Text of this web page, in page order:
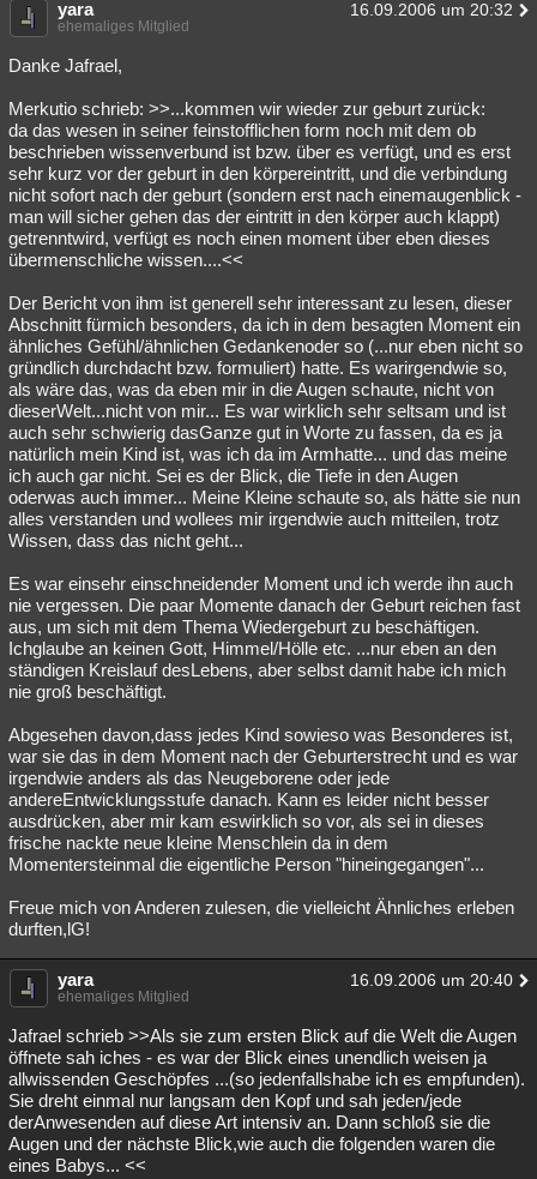
yara 16.09.2006 um 20:32
ehemaliges Mitglied
Danke Jafrael,
Merkutio schrieb: >>...kommen wir wieder zur geburt zurück:
da das wesen in seiner feinstofflichen form noch mit dem ob
beschrieben wissenverbund ist bzw. über es verfügt, und es erst
sehr kurz vor der geburt in den körpereintritt, und die verbindung
nicht sofort nach der geburt (sondern erst nach einemaugenblick -
man will sicher gehen das der eintritt in den körper auch klappt)
getrenntwird, verfügt es noch einen moment über eben dieses
übermenschliche wissen....<<
Der Bericht von ihm ist generell sehr interessant zu lesen, dieser
Abschnitt fürmich besonders, da ich in dem besagten Moment ein
ähnliches Gefühl/ähnlichen Gedankenoder so (...nur eben nicht so
gründlich durchdacht bzw. formuliert) hatte. Es warirgendwie so,
als wäre das, was da eben mir in die Augen schaute, nicht von
dieserWelt...nicht von mir... Es war wirklich sehr seltsam und ist
auch sehr schwierig dasGanze gut in Worte zu fassen, da es ja
natürlich mein Kind ist, was ich da im Armhatte... und das meine
ich auch gar nicht. Sei es der Blick, die Tiefe in den Augen
oderwas auch immer... Meine Kleine schaute so, als hätte sie nun
alles verstanden und wollees mir irgendwie auch mitteilen, trotz
Wissen, dass das nicht geht...
Es war einsehr einschneidender Moment und ich werde ihn auch
nie vergessen. Die paar Momente danach der Geburt reichen fast
aus, um sich mit dem Thema Wiedergeburt zu beschäftigen.
Ichglaube an keinen Gott, Himmel/Hölle etc. ...nur eben an den
ständigen Kreislauf desLebens, aber selbst damit habe ich mich
nie groß beschäftigt.
Abgesehen davon,dass jedes Kind sowieso was Besonderes ist,
war sie das in dem Moment nach der Geburterstrecht und es war
irgendwie anders als das Neugeborene oder jede
andereEntwicklungsstufe danach. Kann es leider nicht besser
ausdrücken, aber mir kam eswirklich so vor, als sei in dieses
frische nackte neue kleine Menschlein da in dem
Momentersteinmal die eigentliche Person "hineingegangen"...
Freue mich von Anderen zulesen, die vielleicht Ähnliches erleben
durften,lG!
yara 16.09.2006 um 20:40
ehemaliges Mitglied
Jafrael schrieb >>Als sie zum ersten Blick auf die Welt die Augen
öffnete sah iches - es war der Blick eines unendlich weisen ja
allwissenden Geschöpfes ...(so jedenfallshabe ich es empfunden).
Sie dreht einmal nur langsam den Kopf und sah jeden/jede
derAnwesenden auf diese Art intensiv an. Dann schloß sie die
Augen und der nächste Blick,wie auch die folgenden waren die
eines Babys... <<